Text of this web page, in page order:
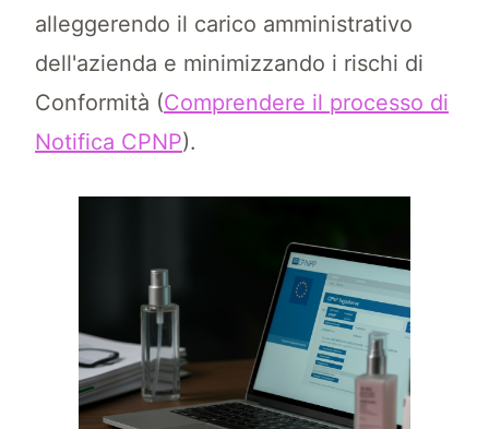
alleggerendo il carico amministrativo
dell'azienda e minimizzando i rischi di
Conformità (Comprendere il processo di
Notifica CPNP).